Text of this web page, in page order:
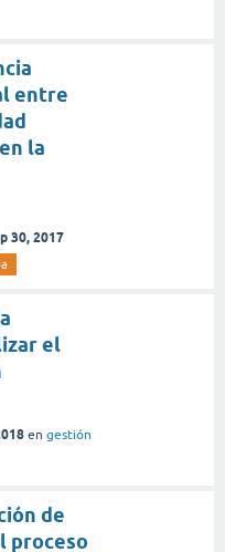
entre
la
30, 2017
el
en gestión
de
proceso